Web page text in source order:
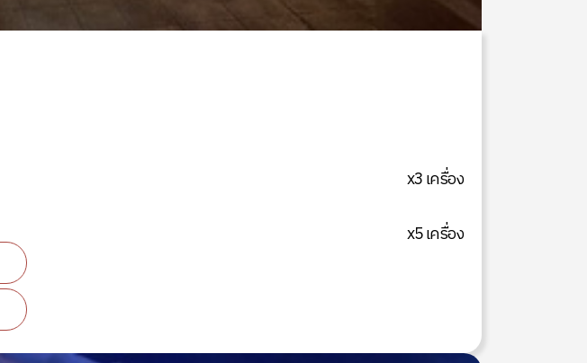
x3 เครื่อง
x5 เครื่อง